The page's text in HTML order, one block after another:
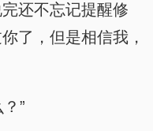
还不忘记提醒修
了，但是相信我，
”